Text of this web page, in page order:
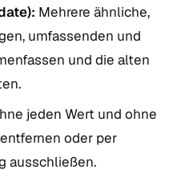
Mehrere ähnliche,
umfassenden und
und die alten
jeden Wert und ohne
oder per
ausschließen.